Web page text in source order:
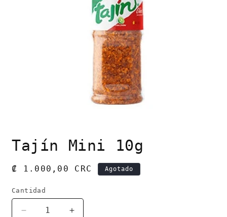
multimedia
una
ventana
Tajín Mini 10g
Precio
₡ 1.000,00 CRC Agotado
Cantidad
Cantidad
Reducir
Aumentar